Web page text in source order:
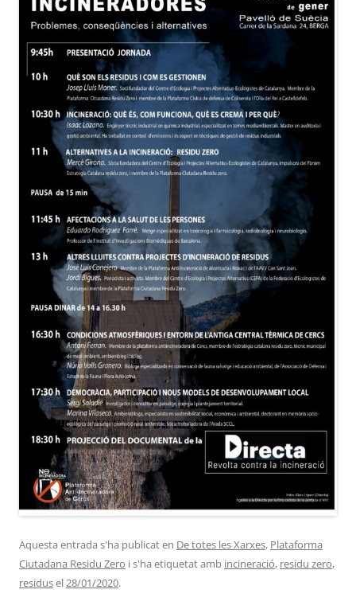
Aquesta entrada s'ha publicat en De totes les Xarxes, Plataforma
Ciutadana Residu Zero i s'ha etiquetat amb incineració, residu zero,
residusel28/01/2020.